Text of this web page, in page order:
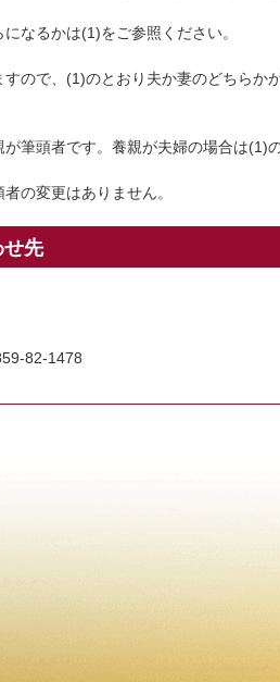
るかは(1)をご参照ください。
で、(1)のとおり夫か妻のどちらか
頭者です。養親が夫婦の場合は(1)
変更はありません。
せ先
82-1478